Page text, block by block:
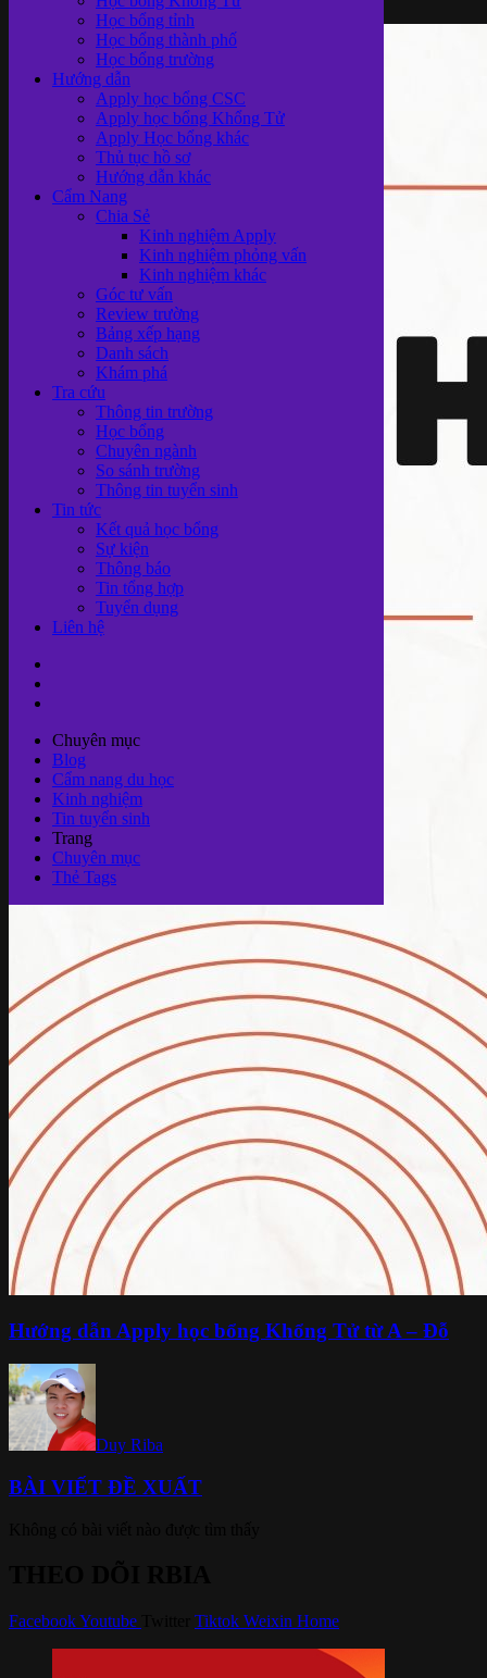
Học bổng tỉnh
Học bổng thành phố
Học bổng trường
Hướng dẫn
Apply học bổng CSC
Apply học bổng Khổng Tử
Apply Học bổng khác
Thủ tục hồ sơ
Hướng dẫn khác
Cẩm Nang
Chia Sẻ
Kinh nghiệm Apply
Kinh nghiệm phỏng vấn
Kinh nghiệm khác
Góc tư vấn
Review trường
Bảng xếp hạng
Danh sách
Khám phá
Tra cứu
Thông tin trường
Học bổng
Chuyên ngành
So sánh trường
Thông tin tuyển sinh
Tin tức
Kết quả học bổng
Sự kiện
Thông báo
Tin tổng hợp
Tuyển dụng
Liên hệ
Chuyên mục
Blog
Cẩm nang du học
Kinh nghiệm
Tin tuyển sinh
Trang
Chuyên mục
Thẻ Tags
Hướng dẫn Apply học bổng Khổng Tử từ A – Đỗ
Duy Riba
BÀI VIẾT ĐỀ XUẤT
FacebookYoutube Tiktok Weixin Home